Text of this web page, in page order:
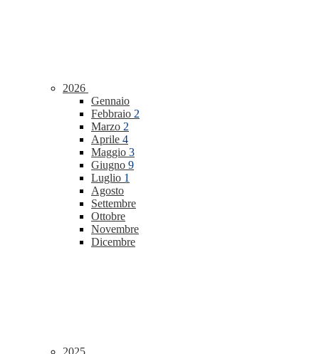
2026
Gennaio
Febbraio 2
Marzo 2
Aprile 4
Maggio 3
Giugno 9
Luglio 1
Agosto
Settembre
Ottobre
Novembre
Dicembre